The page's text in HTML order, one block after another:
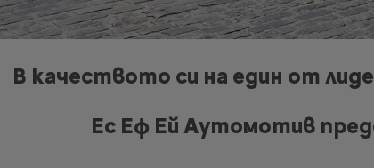
В качеството си на един от
Ес Еф Ей Аутомотив